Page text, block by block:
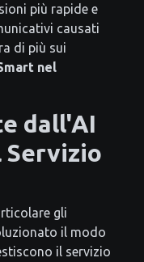
più rapide e
causati
di più sui
nel
dall'AI
gli
il modo
il servizio